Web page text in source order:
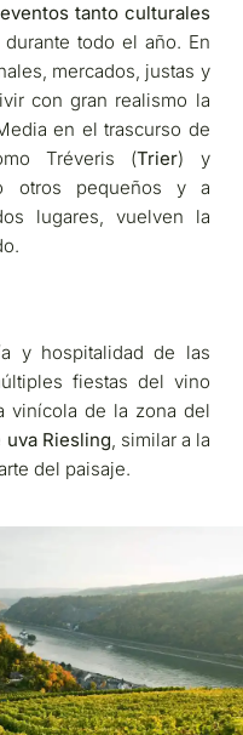
eventos tanto culturales
todo el año. En
mercados, justas y
con gran realismo la
en el trascurso de
Tréveris (Trier) y
otros pequeños y a
lugares, vuelven la
y hospitalidad de las
fiestas del vino
vinícola de la zona del
Riesling , similar a la
del paisaje.